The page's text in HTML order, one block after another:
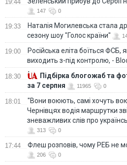
19:44
147 0
19:33
Наталія Могилевська стала
сезону шоу "Голос країни"
19:00
Російська еліта боїться ФСБ,
виходить з-під контролю, -
18:30
Підбірка блогожаб та
за 7 серпня
11965 0
18:01
"Вони воюють, самі хочуть
Чернівцях водія маршрутки
зневажливих слів про
313 0
17:44 Флеш розповів, чому РЕБ не
206 0